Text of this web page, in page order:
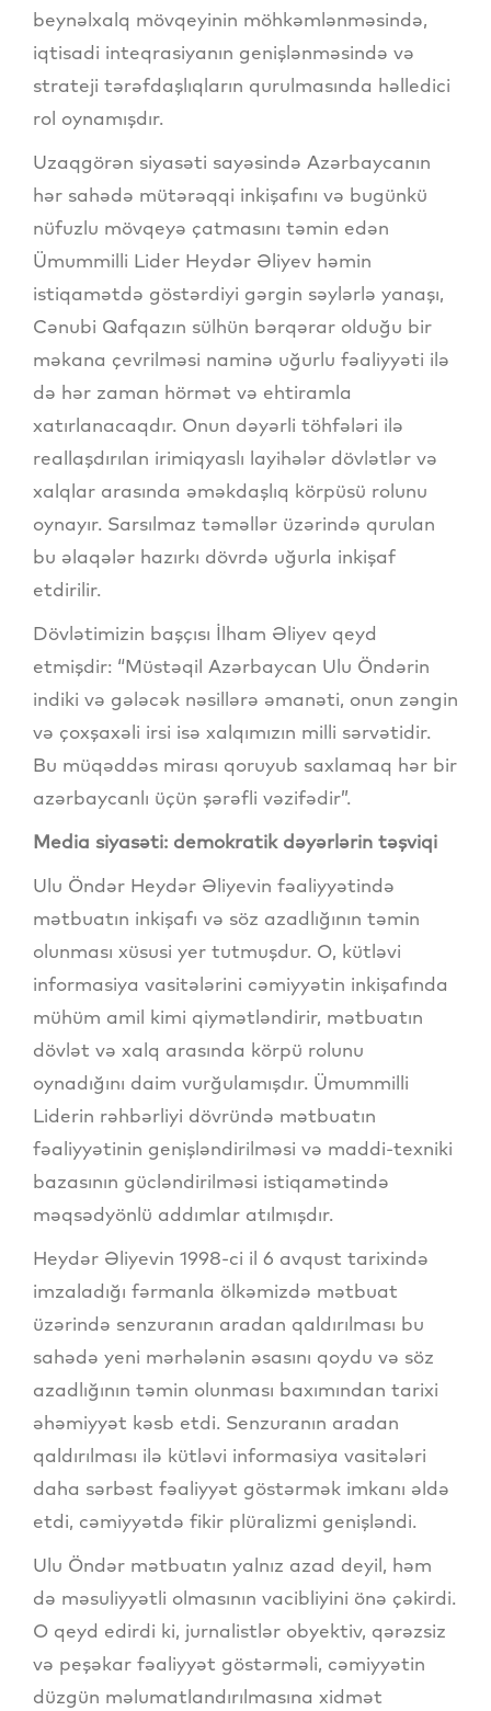
beynəlxalq mövqeyinin möhkəmlənməsində,
iqtisadi inteqrasiyanın genişlənməsində və
strateji tərəfdaşlıqların qurulmasında həlledici
rol oynamışdır.
Uzaqgörən siyasəti sayəsində Azərbaycanın
hər sahədə mütərəqqi inkişafını və bugünkü
nüfuzlu mövqeyə çatmasını təmin edən
Ümummilli Lider Heydər Əliyev həmin
istiqamətdə göstərdiyi gərgin səylərlə yanaşı,
Cənubi Qafqazın sülhün bərqərar olduğu bir
məkana çevrilməsi naminə uğurlu fəaliyyəti ilə
də hər zaman hörmət və ehtiramla
xatırlanacaqdır. Onun dəyərli töhfələri ilə
reallaşdırılan irimiqyaslı layihələr dövlətlər və
xalqlar arasında əməkdaşlıq körpüsü rolunu
oynayır. Sarsılmaz təməllər üzərində qurulan
bu əlaqələr hazırkı dövrdə uğurla inkişaf
etdirilir.
Dövlətimizin başçısı İlham Əliyev qeyd
etmişdir: “Müstəqil Azərbaycan Ulu Öndərin
indiki və gələcək nəsillərə əmanəti, onun zəngin
və çoxşaxəli irsi isə xalqımızın milli sərvətidir.
Bu müqəddəs mirası qoruyub saxlamaq hər bir
azərbaycanlı üçün şərəfli vəzifədir”.
Media siyasəti: demokratik dəyərlərin təşviqi
Ulu Öndər Heydər Əliyevin fəaliyyətində
mətbuatın inkişafı və söz azadlığının təmin
olunması xüsusi yer tutmuşdur. O, kütləvi
informasiya vasitələrini cəmiyyətin inkişafında
mühüm amil kimi qiymətləndirir, mətbuatın
dövlət və xalq arasında körpü rolunu
oynadığını daim vurğulamışdır. Ümummilli
Liderin rəhbərliyi dövründə mətbuatın
fəaliyyətinin genişləndirilməsi və maddi-texniki
bazasının gücləndirilməsi istiqamətində
məqsədyönlü addımlar atılmışdır.
Heydər Əliyevin 1998-ci il 6 avqust tarixində
imzaladığı fərmanla ölkəmizdə mətbuat
üzərində senzuranın aradan qaldırılması bu
sahədə yeni mərhələnin əsasını qoydu və söz
azadlığının təmin olunması baxımından tarixi
əhəmiyyət kəsb etdi. Senzuranın aradan
qaldırılması ilə kütləvi informasiya vasitələri
daha sərbəst fəaliyyət göstərmək imkanı əldə
etdi, cəmiyyətdə fikir plüralizmi genişləndi.
Ulu Öndər mətbuatın yalnız azad deyil, həm
də məsuliyyətli olmasının vacibliyini önə çəkirdi.
O qeyd edirdi ki, jurnalistlər obyektiv, qərəzsiz
və peşəkar fəaliyyət göstərməli, cəmiyyətin
düzgün məlumatlandırılmasına xidmət